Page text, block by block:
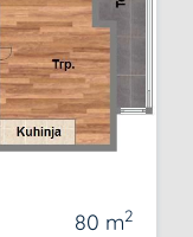
80 m2